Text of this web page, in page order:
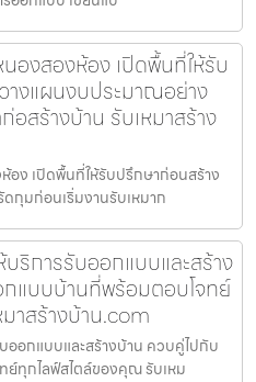
องสองห้อง เปิดพื้นที่ให้รับ
างแผนงบประมาณอย่าง
อสร้างบ้าน รับเหมาสร้าง
อง เปิดพื้นที่ให้รับปรึกษาก่อนสร้าง
กุมก่อนเริ่มงานรับเหมาก
ริการรับออกแบบและสร้าง
แบบบ้านที่พร้อมตอบโจทย์
าสร้างบ้าน.com
อกแบบและสร้างบ้าน ควบคู่ไปกับ
ทุกไลฟ์สไตล์ของคุณ รับเหม